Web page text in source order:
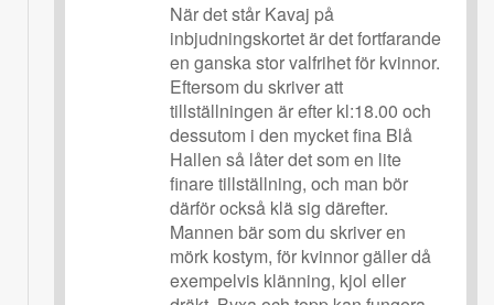
När det står Kavaj på
inbjudningskortet är det fortfarande
en ganska stor valfrihet för kvinnor.
Eftersom du skriver att
tillställningen är efter kl:18.00 och
dessutom i den mycket fina Blå
Hallen så låter det som en lite
finare tillställning, och man bör
därför också klä sig därefter.
Mannen bär som du skriver en
mörk kostym, för kvinnor gäller då
exempelvis klänning, kjol eller